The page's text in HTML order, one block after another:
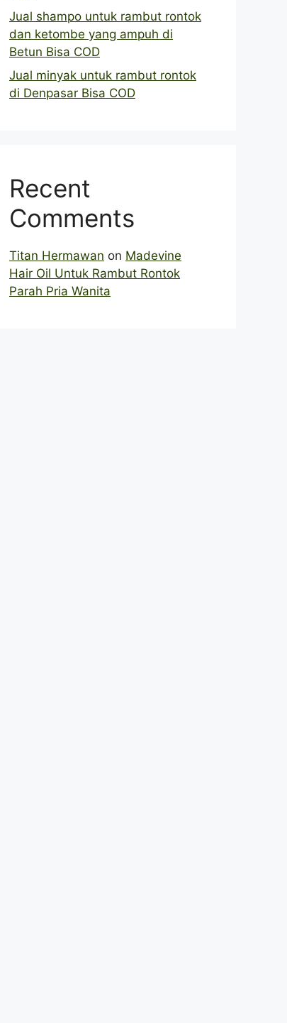
Jual shampo untuk rambut rontok
dan ketombe yang ampuh di
Betun Bisa COD
Jual minyak untuk rambut rontok
di Denpasar Bisa COD
Recent
Comments
Titan Hermawan on Madevine
Hair Oil Untuk Rambut Rontok
Parah Pria Wanita